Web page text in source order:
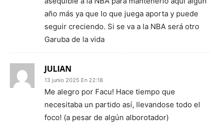
año más ya que lo que juega aporta y puede
seguir creciendo. Si se va a la NBA será otro
Garuba de la vida
JULIAN
13 junio 2025 En 22:18
Me alegro por Facu! Hace tiempo que
necesitaba un partido así, llevandose todo el
foco! (a pesar de algún alborotador)